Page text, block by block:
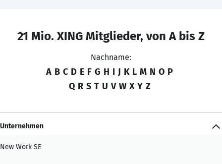
21 Mio. XING Mitglieder, von A bis Z
Nachname:
A B C D E F G H I J K L M N O P
Q R S T U V W X Y Z
Unternehmen
New Work SE